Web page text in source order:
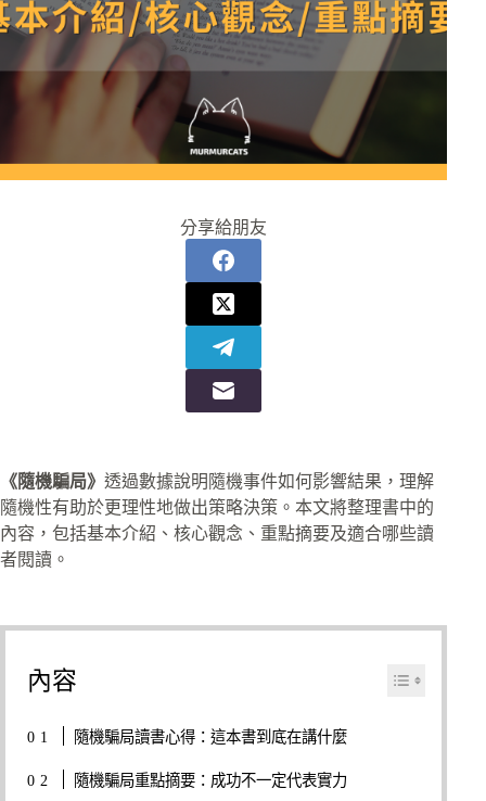
分享給朋友
《隨機騙局》 透過數據說明隨機事件如何影響結果，理解
隨機性有助於更理性地做出策略決策。本文將整理書中的
內容，包括基本介紹、核心觀念、重點摘要及適合哪些讀
者閱讀。
內容
隨機騙局讀書心得：這本書到底在講什麼
隨機騙局重點摘要：成功不一定代表實力